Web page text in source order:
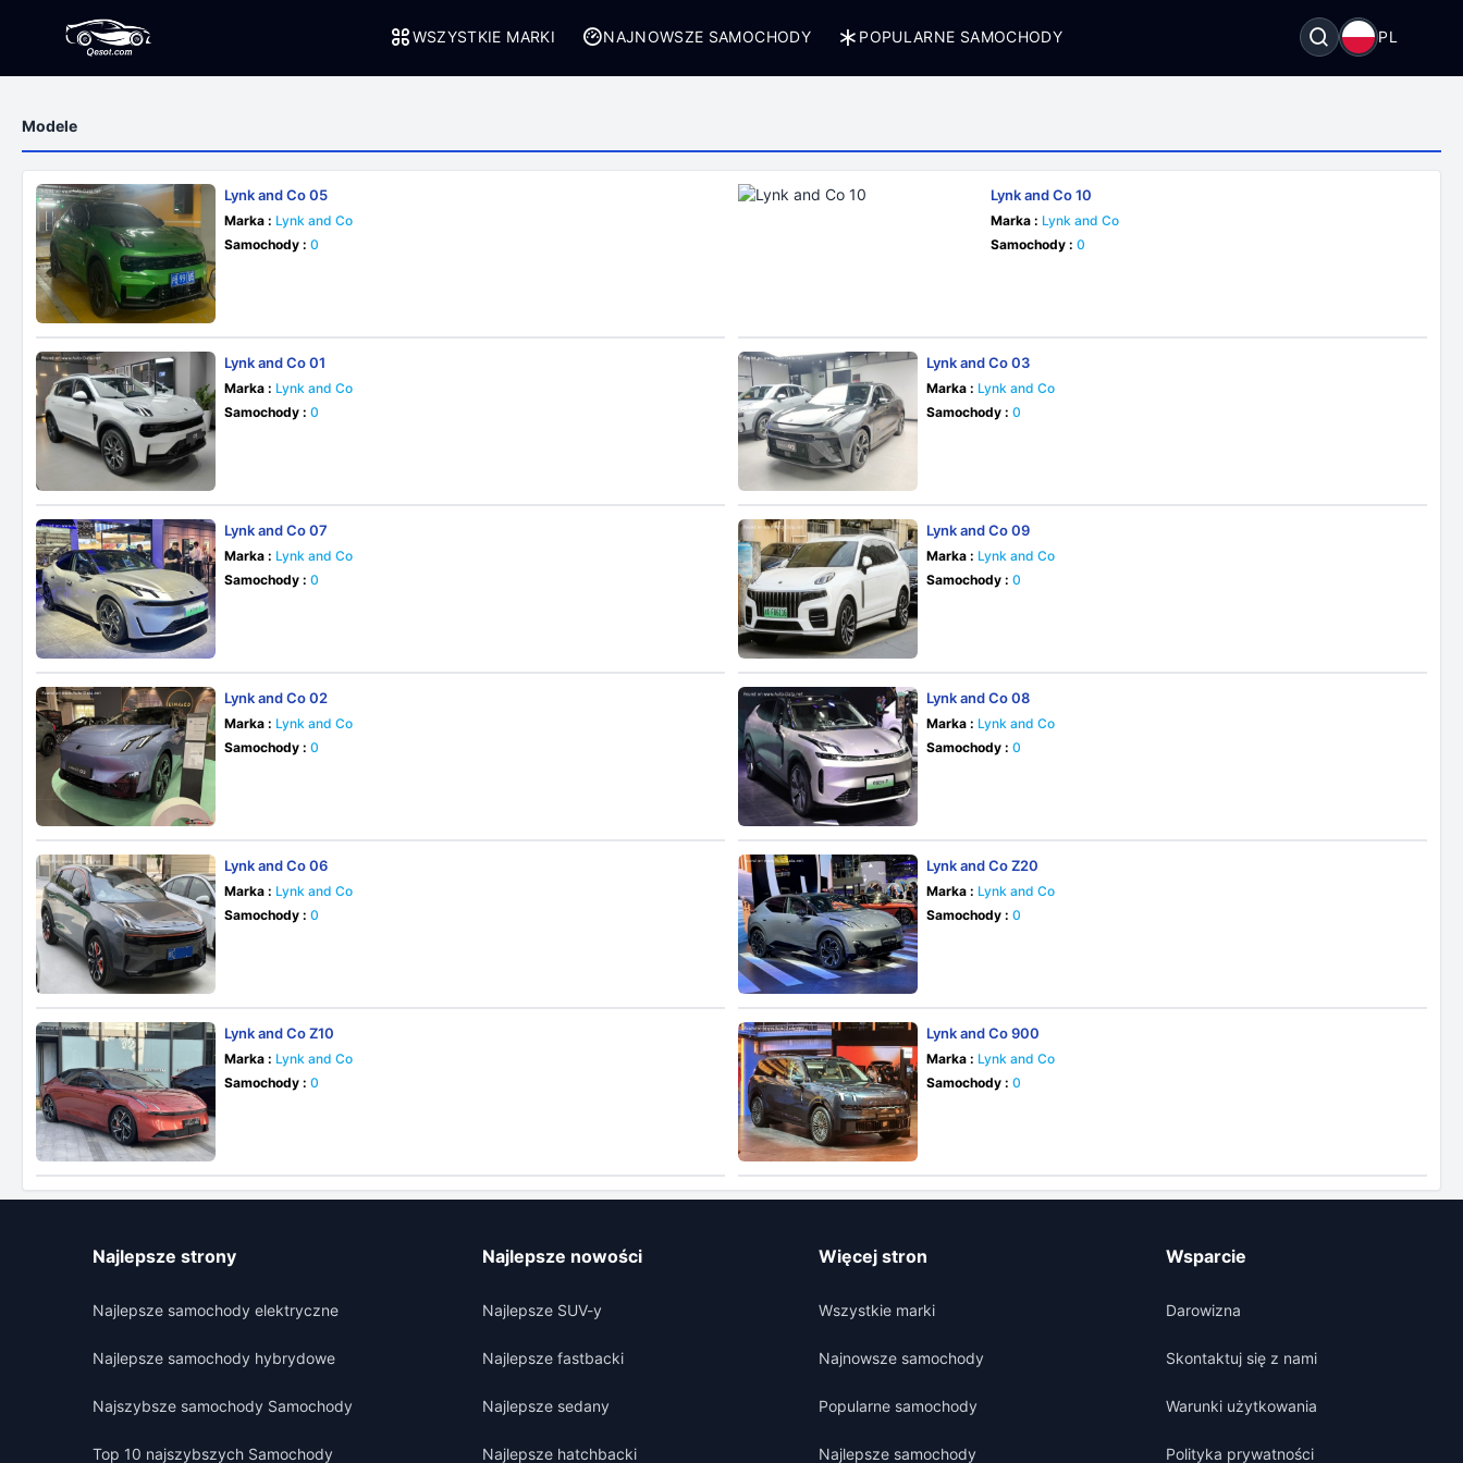
WSZYSTKIE MARKI NAJNOWSZE SAMOCHODY POPULARNE SAMOCHODY PL
Modele
Lynk and Co 05
Marka : Lynk and Co
Samochody : 0
Lynk and Co 10
Marka : Lynk and Co
Samochody : 0
Lynk and Co 01
Marka : Lynk and Co
Samochody : 0
Lynk and Co 03
Marka : Lynk and Co
Samochody : 0
Lynk and Co 07
Marka : Lynk and Co
Samochody : 0
Lynk and Co 09
Marka : Lynk and Co
Samochody : 0
Lynk and Co 02
Marka : Lynk and Co
Samochody : 0
Lynk and Co 08
Marka : Lynk and Co
Samochody : 0
Lynk and Co 06
Marka : Lynk and Co
Samochody : 0
Lynk and Co Z20
Marka : Lynk and Co
Samochody : 0
Lynk and Co Z10
Marka : Lynk and Co
Samochody : 0
Lynk and Co 900
Marka : Lynk and Co
Samochody : 0
Najlepsze strony
Najlepsze samochody elektryczne
Najlepsze samochody hybrydowe
Najszybsze samochody Samochody
Top 10 najszybszych Samochody
Najlepsze nowości
Najlepsze SUV-y
Najlepsze fastbacki
Najlepsze sedany
Najlepsze hatchbacki
Więcej stron
Wszystkie marki
Najnowsze samochody
Popularne samochody
Najlepsze samochody
Wsparcie
Darowizna
Skontaktuj się z nami
Warunki użytkowania
Polityka prywatności